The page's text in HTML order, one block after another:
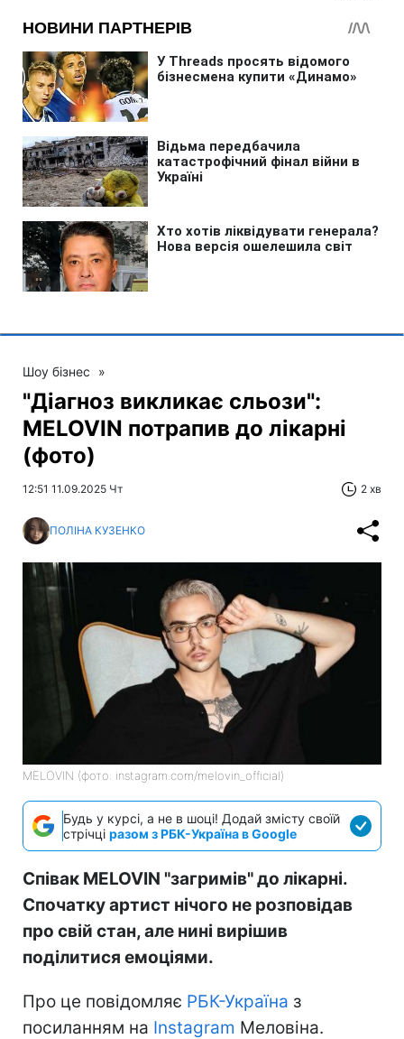
Шоу бізнес »
"Діагноз викликає сльози":
MELOVIN потрапив до лікарні
(фото)
12:51 11.09.2025 Чт 2 хв
ПОЛІНА КУЗЕНКО
MELOVIN (фото: instagram.com/melovin_official)
Будь у курсі, а не в шоці! Додай змісту своїй
стрічці разом з РБК-Україна в Google
Співак MELOVIN "загримів" до лікарні.
Спочатку артист нічого не розповідав
про свій стан, але нині вирішив
поділитися емоціями.
Про це повідомляє РБК-Україна з
посиланням на Instagram Меловіна.